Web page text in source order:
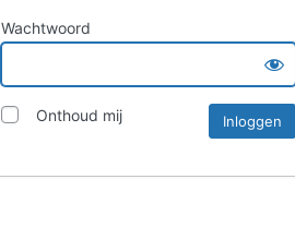
Wachtwoord
Onthoud mij